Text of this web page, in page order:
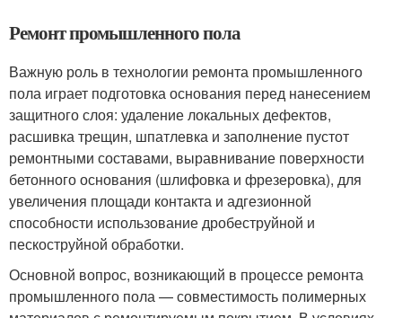
Ремонт промышленного пола
Важную роль в технологии ремонта промышленного
пола играет подготовка основания перед нанесением
защитного слоя: удаление локальных дефектов,
расшивка трещин, шпатлевка и заполнение пустот
ремонтными составами, выравнивание поверхности
бетонного основания (шлифовка и фрезеровка), для
увеличения площади контакта и адгезионной
способности использование дробеструйной и
пескоструйной обработки.
Основной вопрос, возникающий в процессе ремонта
промышленного пола — совместимость полимерных